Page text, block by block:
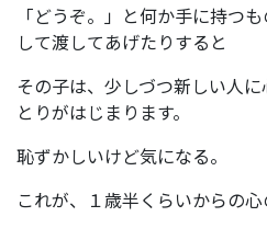
「どうぞ。」と何か手に持つ
して渡してあげたりすると
その子は、少しづつ新しい人
とりがはじまります。
恥ずかしいけど気になる。
これが、１歳半くらいからの心